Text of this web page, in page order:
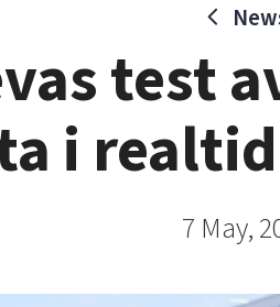
East Sweden Tech
Reversed mentorship
Upscaling
Talent & skills
Startup & industry
Offers to boost your
test
i
7 May,